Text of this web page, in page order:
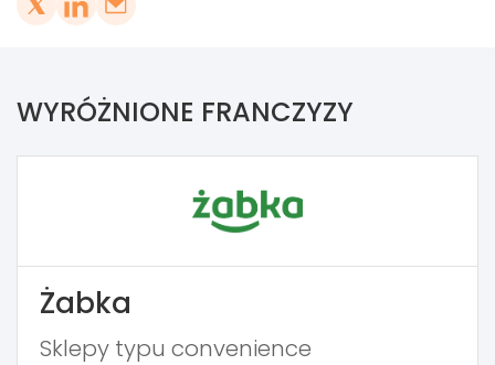
WYRÓŻNIONE FRANCZYZY
Żabka
Sklepy typu convenience